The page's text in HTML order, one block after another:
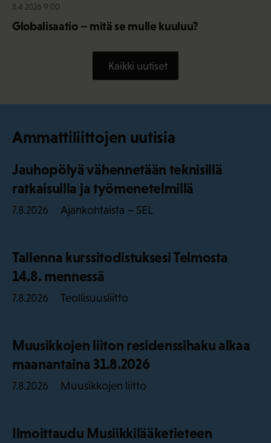
8.4.2026 9:00
Globalisaatio – mitä se mulle kuuluu?
Kaikki uutiset
Ammattiliittojen uutisia
Jauhopölyä vähennetään teknisillä
ratkaisuilla ja työmenetelmillä
7.8.2026 Ajankohtaista – SEL
Tallenna kurssitodistuksesi Telmosta
14.8. mennessä
7.8.2026 Teollisuusliitto
Muusikkojen liiton residenssihaku alkaa
maanantaina 31.8.2026
7.8.2026 Muusikkojen liitto
Ilmoittaudu Musiikkilääketieteen